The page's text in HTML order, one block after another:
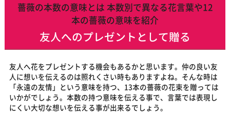
薔薇の本数の意味とは 本数別で異なる花言葉や12
本の薔薇の意味を紹介
友人へのプレゼントとして贈る
友人へ花をプレゼントする機会もあるかと思います。仲の良い友
人に想いを伝えるのは照れくさい時もありますよね。そんな時は
「永遠の友情」という意味を持つ、13本の薔薇の花束を贈っては
いかがでしょう。本数の持つ意味を伝える事で、言葉では表現し
にくい大切な想いを伝える事が出来るでしょう。